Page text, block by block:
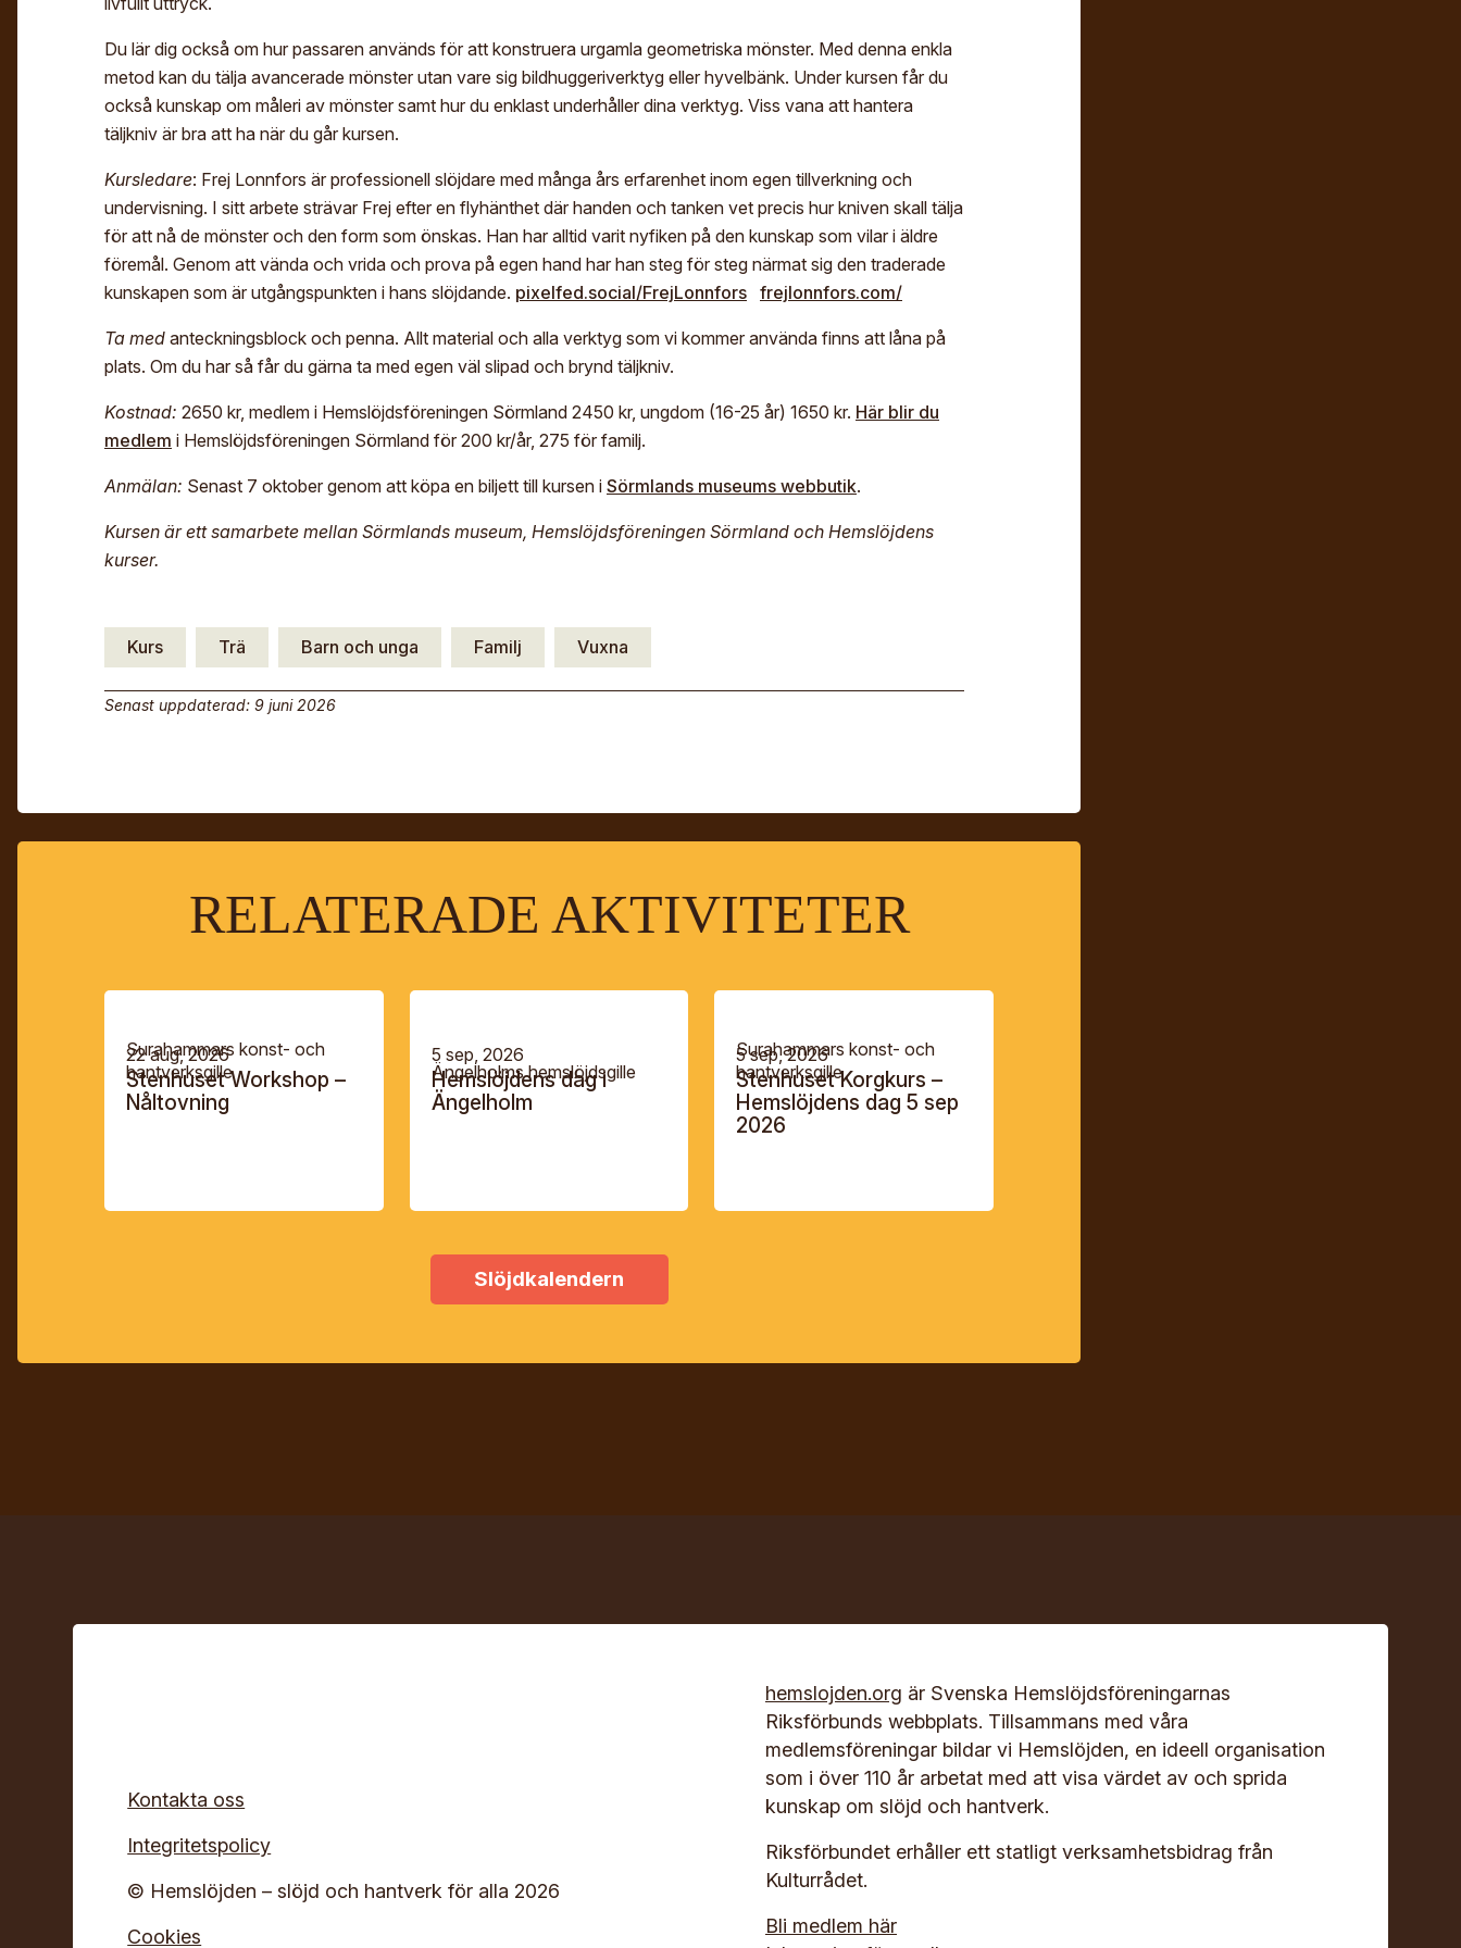
Du lär dig också om hur passaren används för att konstruera urgamla geometriska mönster. Med denna enkla
metod kan du tälja avancerade mönster utan vare sig bildhuggeriverktyg eller hyvelbänk. Under kursen får du
också kunskap om måleri av mönster samt hur du enklast underhåller dina verktyg. Viss vana att hantera
täljkniv är bra att ha när du går kursen.
Kursledare: Frej Lonnfors är professionell slöjdare med många års erfarenhet inom egen tillverkning och
undervisning. I sitt arbete strävar Frej efter en flyhänthet där handen och tanken vet precis hur kniven skall tälja
för att nå de mönster och den form som önskas. Han har alltid varit nyfiken på den kunskap som vilar i äldre
föremål. Genom att vända och vrida och prova på egen hand har han steg för steg närmat sig den traderade
kunskapen som är utgångspunkten i hans slöjdande. pixelfed.social/FrejLonnfors frejlonnfors.com/
Ta med anteckningsblock och penna. Allt material och alla verktyg som vi kommer använda finns att låna på
plats. Om du har så får du gärna ta med egen väl slipad och brynd täljkniv.
Kostnad: 2650 kr, medlem i Hemslöjdsföreningen Sörmland 2450 kr, ungdom (16-25 år) 1650 kr. Här blir du
medlem i Hemslöjdsföreningen Sörmland för 200 kr/år, 275 för familj.
Anmälan: Senast 7 oktober genom att köpa en biljett till kursen i Sörmlands museums webbutik.
Kursen är ett samarbete mellan Sörmlands museum, Hemslöjdsföreningen Sörmland och Hemslöjdens
kurser.
Kurs Trä Barn och unga Familj Vuxna
Senast uppdaterad: 9 juni 2026
RELATERADE AKTIVITETER
22 aug, 2026
Stenhuset Workshop –
Nåltovning
Surahammars konst- och
hantverksgille
5 sep, 2026
Hemslöjdens dag i
Ängelholm
Ängelholms hemslöjdsgille
5 sep, 2026
Stenhuset Korgkurs –
Hemslöjdens dag 5 sep
2026
Surahammars konst- och
hantverksgille
Slöjdkalendern
Kontakta oss
Integritetspolicy
© Hemslöjden – slöjd och hantverk för alla 2026
Cookies
hemslojden.org är Svenska Hemslöjdsföreningarnas
Riksförbunds webbplats. Tillsammans med våra
medlemsföreningar bildar vi Hemslöjden, en ideell organisation
som i över 110 år arbetat med att visa värdet av och sprida
kunskap om slöjd och hantverk.
Riksförbundet erhåller ett statligt verksamhetsbidrag från
Kulturrådet.
Bli medlem här